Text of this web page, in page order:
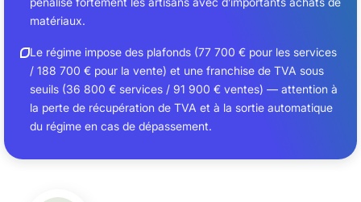
matériaux.
Le régime impose des plafonds (77 700 € pour les services
/ 188 700 € pour la vente) et une franchise de TVA sous
seuils (36 800 € services / 91 900 € ventes) — attention à
la perte de récupération de TVA et à la sortie automatique
du régime en cas de dépassement.